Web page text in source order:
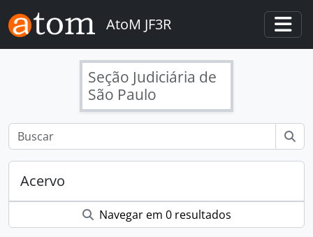
Skip to main content
AtoM JF3R
Seção Judiciária de
São Paulo
Acervo
Navegar em 0 resultados